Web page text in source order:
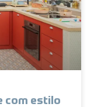
com estilo